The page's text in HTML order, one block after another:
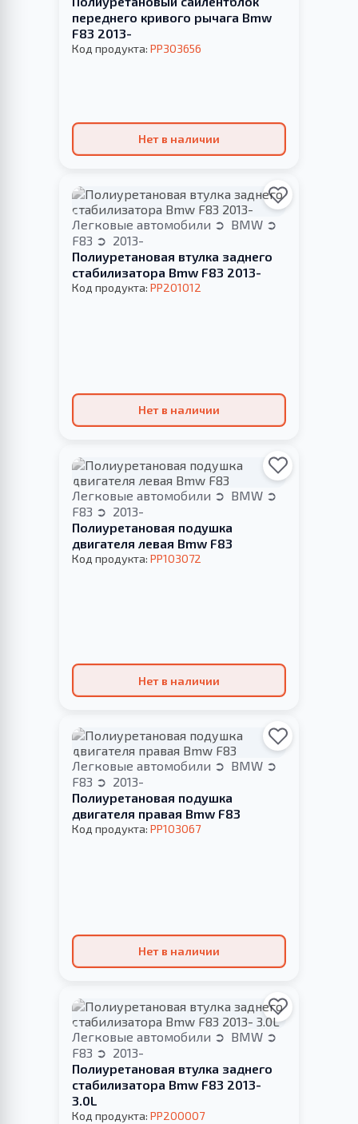
переднего кривого рычага Bmw
F83 2013-
Код продукта: PP303656
Нет в наличии
Легковые автомобили
BMW
F83
2013-
Полиуретановая втулка заднего
стабилизатора Bmw F83 2013-
Код продукта: PP201012
Нет в наличии
Легковые автомобили
BMW
F83
2013-
Полиуретановая подушка
двигателя левая Bmw F83
Код продукта: PP103072
Нет в наличии
Легковые автомобили
BMW
F83
2013-
Полиуретановая подушка
двигателя правая Bmw F83
Код продукта: PP103067
Нет в наличии
Легковые автомобили
BMW
F83
2013-
Полиуретановая втулка заднего
стабилизатора Bmw F83 2013-
3.0L
Код продукта: PP200007